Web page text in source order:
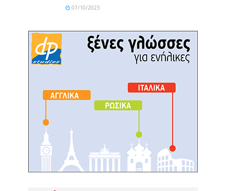
07/10/2023